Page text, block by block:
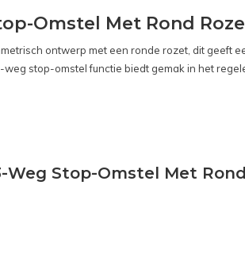
Omstel Met Rond
ontwerp met een ronde rozet, dit geeft
stop-omstel functie biedt gemak in het
Stop-Omstel Met